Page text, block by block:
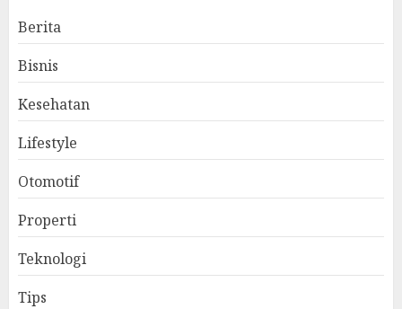
Berita
Bisnis
Kesehatan
Lifestyle
Otomotif
Properti
Teknologi
Tips